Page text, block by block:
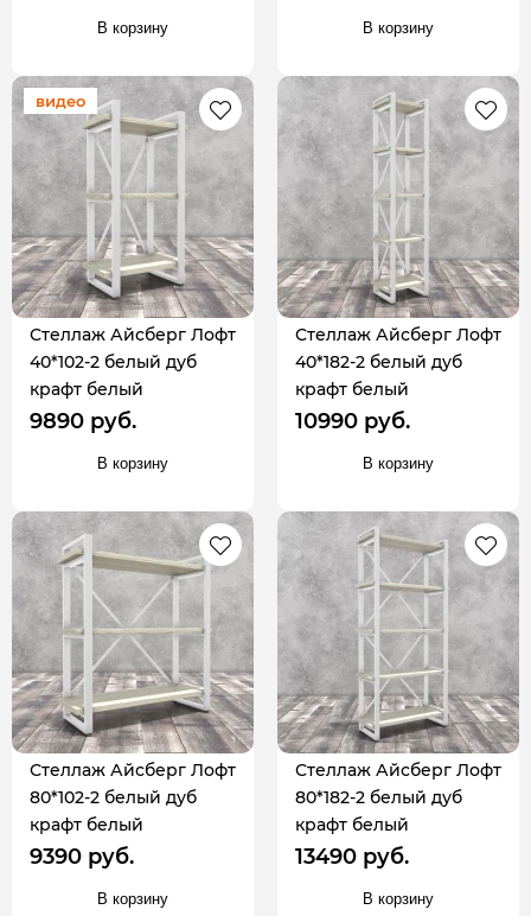
В корзину В корзину
видео
Стеллаж Айсберг Лофт
40*102-2 белый дуб
крафт белый
9890 руб.
В корзину
Стеллаж Айсберг Лофт
40*182-2 белый дуб
крафт белый
10990 руб.
В корзину
Стеллаж Айсберг Лофт
80*102-2 белый дуб
крафт белый
9390 руб.
В корзину
Стеллаж Айсберг Лофт
80*182-2 белый дуб
крафт белый
13490 руб.
В корзину